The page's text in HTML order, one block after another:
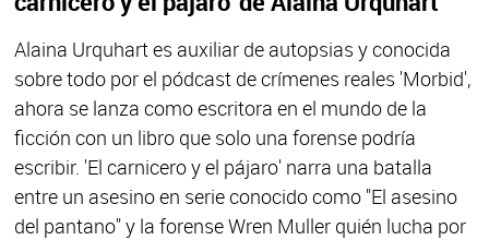
Alaina Urquhart es auxiliar de autopsias y conocida
sobre todo por el pódcast de crímenes reales 'Morbid',
ahora se lanza como escritora en el mundo de la
ficción con un libro que solo una forense podría
escribir. 'El carnicero y el pájaro' narra una batalla
entre un asesino en serie conocido como "El asesino
del pantano" y la forense Wren Muller quién lucha por